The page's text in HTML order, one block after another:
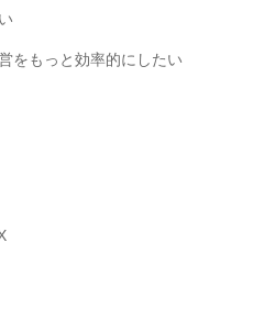
をもっと効率的にしたい